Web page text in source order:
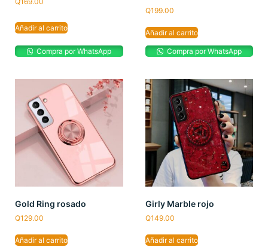
Añadir al carrito
Compra por WhatsApp
Q199.00
Añadir al carrito
Compra por WhatsApp
Gold Ring rosado
Q129.00
Añadir al carrito
Girly Marble rojo
Q149.00
Añadir al carrito